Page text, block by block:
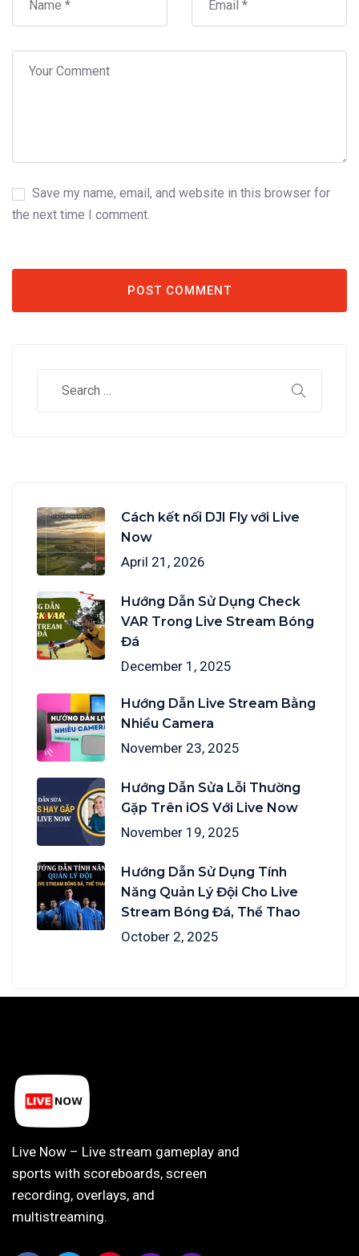
Save my name, email, and website in this browser for
the next time I comment.
Cách kết nối DJI Fly với Live
Now
April 21, 2026
Hướng Dẫn Sử Dụng Check
VAR Trong Live Stream Bóng
Đá
December 1, 2025
Hướng Dẫn Live Stream Bằng
Nhiều Camera
November 23, 2025
Hướng Dẫn Sửa Lỗi Thường
Gặp Trên iOS Với Live Now
November 19, 2025
Hướng Dẫn Sử Dụng Tính
Năng Quản Lý Đội Cho Live
Stream Bóng Đá, Thể Thao
October 2, 2025
Live Now – Live stream gameplay and
sports with scoreboards, screen
recording, overlays, and
multistreaming.